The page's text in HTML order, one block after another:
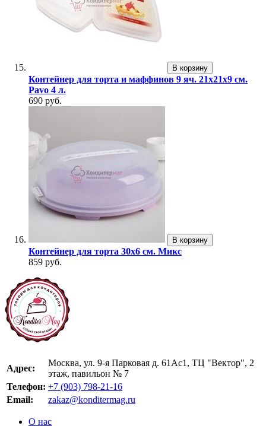
В корзину
Контейнер для торта и маффинов 9 яч. 21х21х9 см.
Pavo 4 л.
690 руб.
В корзину
Контейнер для торта 30х6 см. Микс
859 руб.
Адрес:
Москва, ул. 9-я Парковая д. 61Ас1, ТЦ "Вектор", 2
этаж, павильон № 7
Телефон: +7 (903) 798-21-16
Email:
zakaz@konditermag.ru
О нас